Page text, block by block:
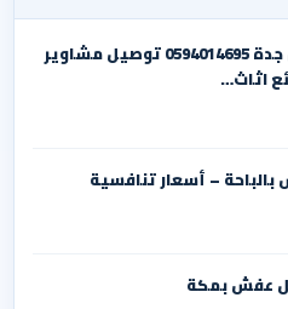
دباب نقل عفش جدة 0594014695 توصيل مشاوير
اثاث…
– أسعار تنافسية
عفش بمكة